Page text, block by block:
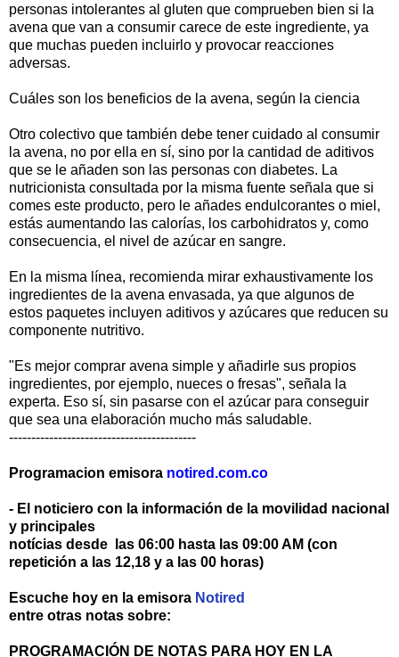
personas intolerantes al gluten que comprueben bien si la
avena que van a consumir carece de este ingrediente, ya
que muchas pueden incluirlo y provocar reacciones
adversas.
Cuáles son los beneficios de la avena, según la ciencia
Otro colectivo que también debe tener cuidado al consumir
la avena, no por ella en sí, sino por la cantidad de aditivos
que se le añaden son las personas con diabetes. La
nutricionista consultada por la misma fuente señala que si
comes este producto, pero le añades endulcorantes o miel,
estás aumentando las calorías, los carbohidratos y, como
consecuencia, el nivel de azúcar en sangre.
En la misma línea, recomienda mirar exhaustivamente los
ingredientes de la avena envasada, ya que algunos de
estos paquetes incluyen aditivos y azúcares que reducen su
componente nutritivo.
"Es mejor comprar avena simple y añadirle sus propios
ingredientes, por ejemplo, nueces o fresas", señala la
experta. Eso sí, sin pasarse con el azúcar para conseguir
que sea una elaboración mucho más saludable.
------------------------------------------
Programacion emisora notired.com.co
- El noticiero con la información de la movilidad nacional
y principales
notícias desde las 06:00 hasta las 09:00 AM (con
repetición a las 12,18 y a las 00 horas)
Escuche hoy en la emisora Notired
entre otras notas sobre:
PROGRAMACIÓN DE NOTAS PARA HOY EN LA